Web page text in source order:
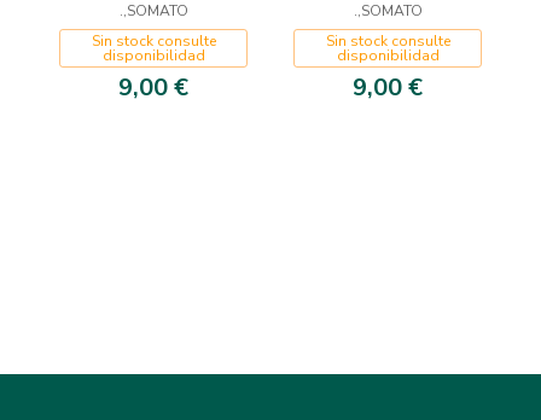
.,SOMATO
Sin stock consulte
disponibilidad
9,00 €
.,SOMATO
Sin stock consulte
disponibilidad
9,00 €